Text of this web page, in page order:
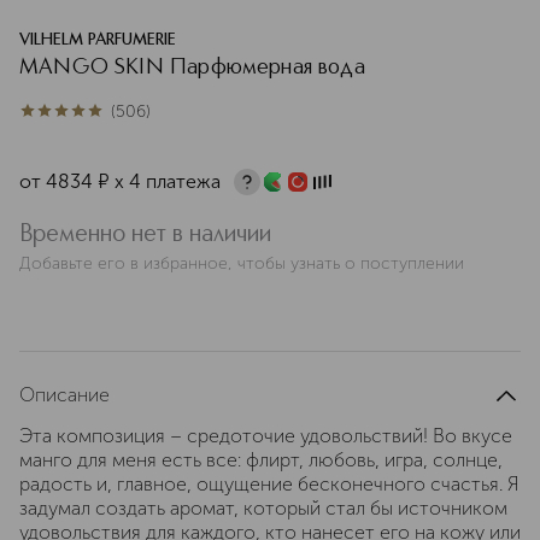
VILHELM PARFUMERIE
MANGO SKIN Парфюмерная вода
5из 5506 (506)
от 4834 ¤ х 4 платежа
Временно нет в наличии
Добавьте его в избранное, чтобы узнать о поступлении
Описание
Эта композиция – средоточие удовольствий! Во вкусе
манго для меня есть все: флирт, любовь, игра, солнце,
радость и, главное, ощущение бесконечного счастья. Я
задумал создать аромат, который стал бы источником
удовольствия для каждого, кто нанесет его на кожу или